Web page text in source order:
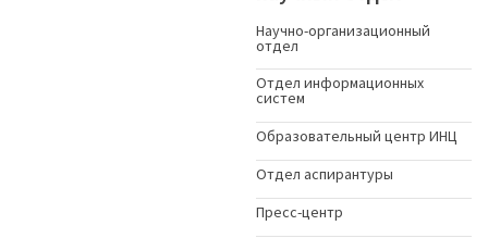
Научно-организационный
отдел
Отдел информационных
систем
Образовательный центр ИНЦ
Отдел аспирантуры
Пресс-центр